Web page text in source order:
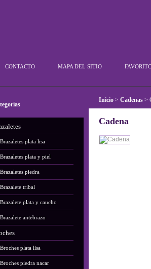
CONTACTO MAPA DEL SITIO
Brazaletes plata lisa
Brazaletes plata y piel
Brazaletes piedra
Brazalete tribal
Brazalete plata y caucho
Brazalete antebrazo
Broches plata lisa
Broches piedra nacar
Inicio > Cadenas >
Cadena